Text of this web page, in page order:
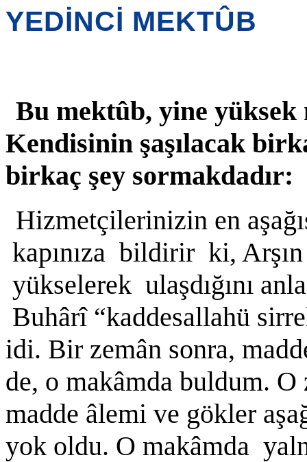
YEDİNCİ MEKTÛB
Bu mektûb, yine yüksek
Kendisinin şaşılacak
birkaç şey sormakdadır:
Hizmetçilerinizin en
kapınıza bildirir ki,
yükselerek ulaşdığını
Buhârî “kaddesallahü
idi. Bir zemân sonra,
de, o makâmda buldum.
madde âlemi ve gökler
yok oldu. O makâmda